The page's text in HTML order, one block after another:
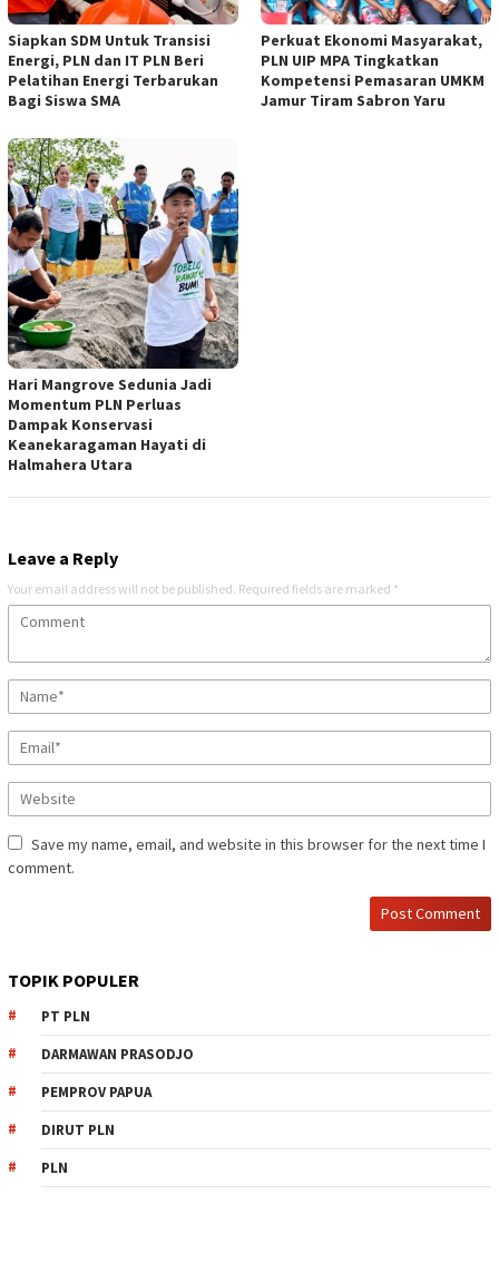
Siapkan SDM Untuk Transisi
Energi, PLN dan IT PLN Beri
Pelatihan Energi Terbarukan
Bagi Siswa SMA
Perkuat Ekonomi Masyarakat,
PLN UIP MPA Tingkatkan
Kompetensi Pemasaran UMKM
Jamur Tiram Sabron Yaru
Hari Mangrove Sedunia Jadi
Momentum PLN Perluas
Dampak Konservasi
Keanekaragaman Hayati di
Halmahera Utara
Leave a Reply
Your email address will not be published. Required fields are marked *
Save my name, email, and website in this browser for the next time I
comment.
TOPIK POPULER
PT PLN
DARMAWAN PRASODJO
PEMPROV PAPUA
DIRUT PLN
PLN